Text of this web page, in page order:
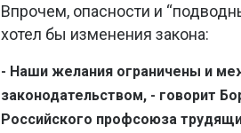
Впрочем, опасности и
хотел бы изменения закона:
- Наши желания ограничены и
законодательством, - говорит
Российского профсоюза